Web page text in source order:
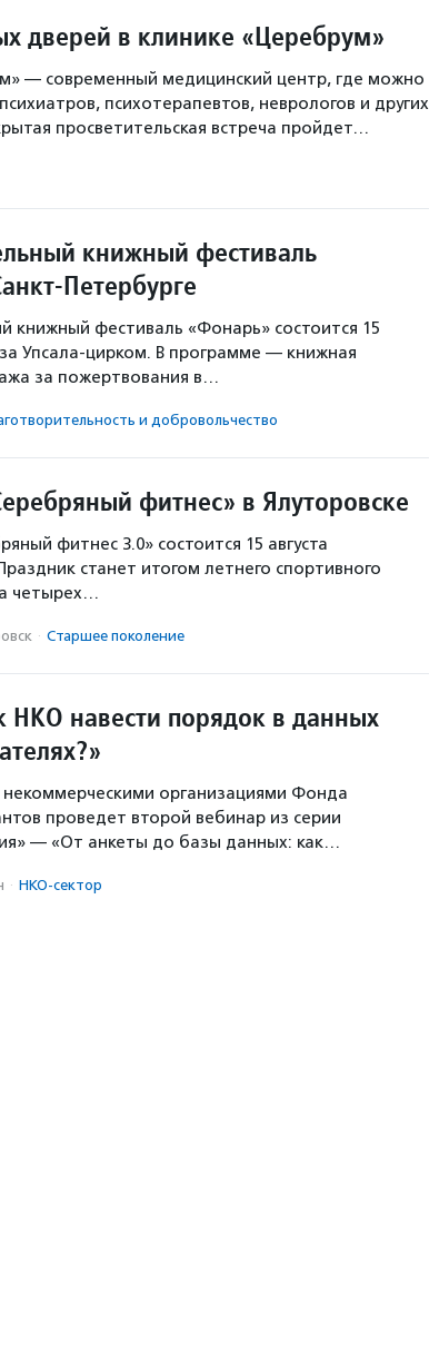
дверей в клинике «Церебрум»
— современный медицинский центр, где можно
психотерапевтов, неврологов и других
просветительская встреча пройдет…
книжный фестиваль
Петербурге
книжный фестиваль «Фонарь» состоится 15
за Упсала-цирком. В программе — книжная
за пожертвования в…
и доброволь­чест­во
фитнес» в Ялуторовске
фитнес 3.0» состоится 15 августа
станет итогом летнего спортивного
четырех…
· Старшее поколение
НКО навести порядок в данных
организациями Фонда
проведет второй вебинар из серии
— «От анкеты до базы данных: как…
· НКО-сектор